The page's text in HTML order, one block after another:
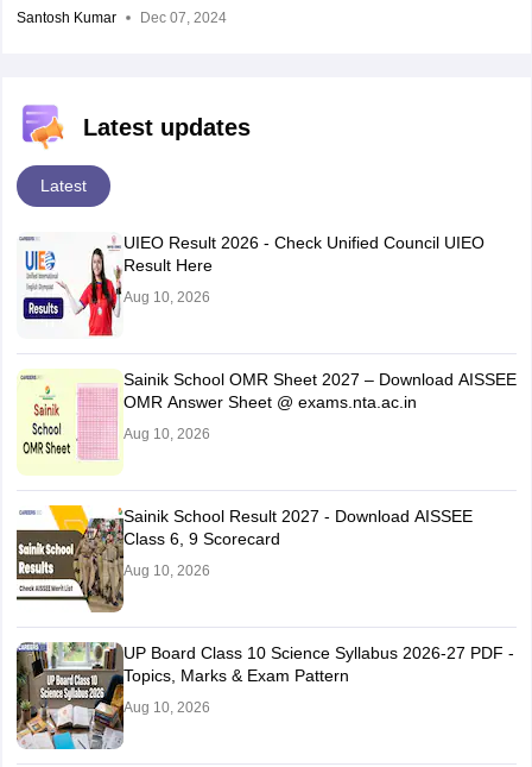
Santosh Kumar Dec 07, 2024
Latest updates
Latest
UIEO Result 2026 - Check Unified Council UIEO
Result Here
Aug 10, 2026
Sainik School OMR Sheet 2027 – Download AISSEE
OMR Answer Sheet @ exams.nta.ac.in
Aug 10, 2026
Sainik School Result 2027 - Download AISSEE
Class 6, 9 Scorecard
Aug 10, 2026
UP Board Class 10 Science Syllabus 2026-27 PDF -
Topics, Marks & Exam Pattern
Aug 10, 2026